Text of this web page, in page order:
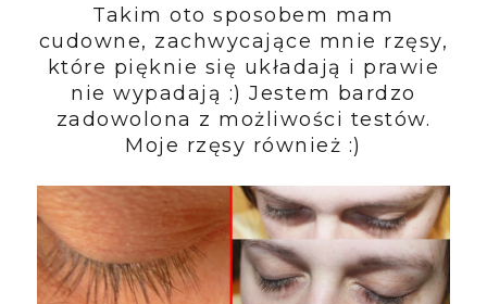
Takim oto sposobem mam
cudowne, zachwycające mnie rzęsy,
które pięknie się układają i prawie
nie wypadają :) Jestem bardzo
zadowolona z możliwości testów.
Moje rzęsy również :)